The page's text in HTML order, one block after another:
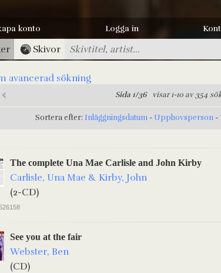
konto Logga in
Skivor
avancerad sökning
Sida 1/36visar 1-10 av 354
Sortera efter: Inläggningsdatum - Upphovsperson -
The complete Una Mae Carlisle and John Kirby
Carlisle, Una Mae & Kirby, John
(2-CD)
See you at the fair
Webster, Ben
(CD)